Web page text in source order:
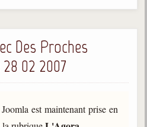
Des Proches
02 2007
est maintenant prise en